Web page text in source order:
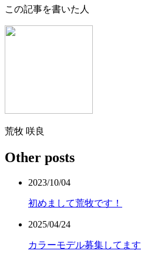
この記事を書いた人
荒牧 咲良
Other posts
2023/10/04
初めまして荒牧です！
2025/04/24
カラーモデル募集してます